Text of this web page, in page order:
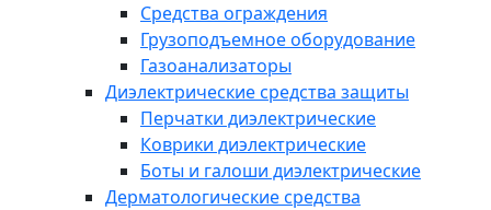
Средства ограждения
Грузоподъемное оборудование
Газоанализаторы
Диэлектрические средства защиты
Перчатки диэлектрические
Коврики диэлектрические
Боты и галоши диэлектрические
Дерматологические средства